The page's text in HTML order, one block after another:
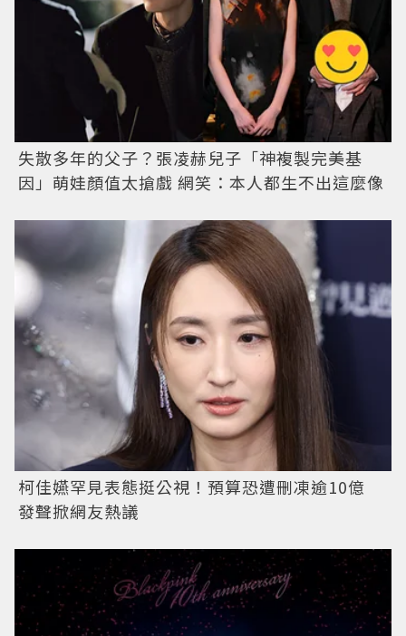
失散多年的父子？張凌赫兒子「神複製完美基
因」萌娃顏值太搶戲 網笑：本人都生不出這麼像
柯佳嬿罕見表態挺公視！預算恐遭刪凍逾10億
發聲掀網友熱議